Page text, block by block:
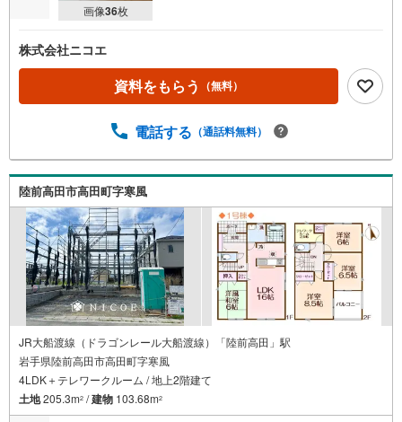
画像36枚
株式会社ニコエ
資料をもらう （無料）
電話する （通話料無料）
陸前高田市高田町字寒風
JR大船渡線（ドラゴンレール大船渡線）「陸前高田」駅
岩手県陸前高田市高田町字寒風
4LDK＋テレワークルーム / 地上2階建て
土地205.3m2 /建物 103.68m2